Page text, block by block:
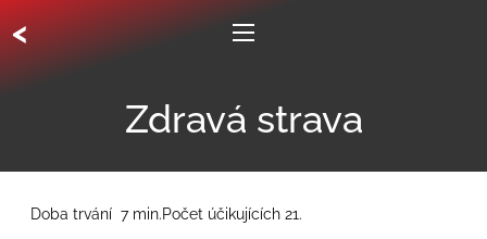
<
Zdravá strava
Doba trvání 7 min.Počet účikujících 21.